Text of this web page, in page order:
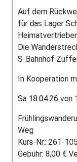
Auf dem
für das Lager
Die
S-Bahnhof
In Kooperation
Sa 18.04.26 von
Weg
Kurs-Nr.: 261-
Gebühr: 8,00 €